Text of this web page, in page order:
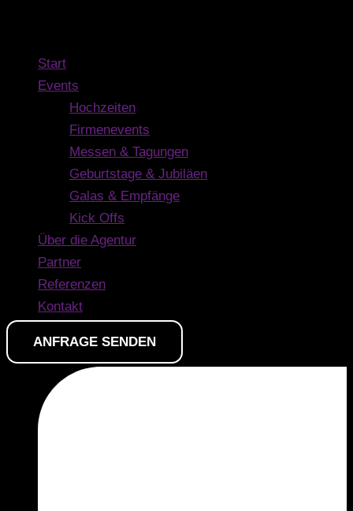
Start
Events
Hochzeiten
Firmenevents
Messen & Tagungen
Geburtstage & Jubiläen
Galas & Empfänge
Kick Offs
Über die Agentur
Partner
Referenzen
Kontakt
ANFRAGE SENDEN